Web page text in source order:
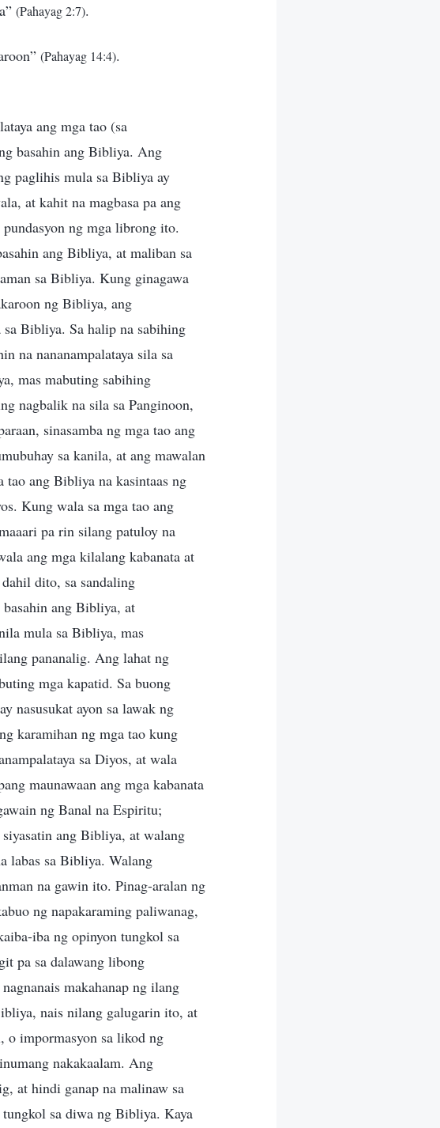
(Pahayag 2:7).
(Pahayag 14:4).
ang mga tao (sa
basahin ang Bibliya. Ang
paglihis mula sa Bibliya ay
at kahit na magbasa pa ang
ng mga librong ito.
ang Bibliya, at maliban sa
sa Bibliya. Kung ginagawa
ng Bibliya, ang
sa Bibliya. Sa halip na sabihing
na nananampalataya sila sa
mas mabuting sabihing
nagbalik na sila sa Panginoon,
sinasamba ng mga tao ang
sa kanila, at ang mawalan
ang Bibliya na kasintaas ng
Kung wala sa mga tao ang
pa rin silang patuloy na
ang mga kilalang kabanata at
dito, sa sandaling
basahin ang Bibliya, at
mula sa Bibliya, mas
pananalig. Ang lahat ng
mga kapatid. Sa buong
nasusukat ayon sa lawak ng
karamihan ng mga tao kung
sa Diyos, at wala
maunawaan ang mga kabanata
ng Banal na Espiritu;
ang Bibliya, at walang
labas sa Bibliya. Walang
na gawin ito. Pinag-aralan ng
ng napakaraming paliwanag,
iba ng opinyon tungkol sa
pa sa dalawang libong
makahanap ng ilang
nais nilang galugarin ito, at
o impormasyon sa likod ng
nakakaalam. Ang
at hindi ganap na malinaw sa
sa diwa ng Bibliya. Kaya